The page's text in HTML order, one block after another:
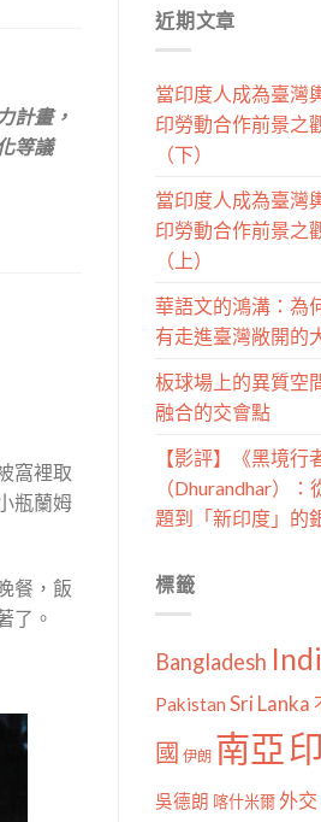
計畫，
等議
窩裡取
瓶蘭姆
餐，飯
了。
類
近期文章
當印度人成為臺灣
印勞動合作前景之
（下）
當印度人成為臺灣
印勞動合作前景之
（上）
華語文的鴻溝：為
有走進臺灣敞開的
板球場上的異質空
融合的交會點
【影評】《黑境行
（Dhurandhar）
題到「新印度」的
標籤
Bangladesh
Pakistan Sri Lanka
國 伊朗 南亞
吳德朗 喀什米爾外交